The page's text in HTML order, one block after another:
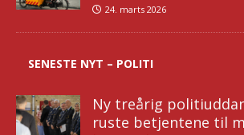
24. marts 2026
SENESTE NYT – POLITI
Ny treårig
ruste betjentene til